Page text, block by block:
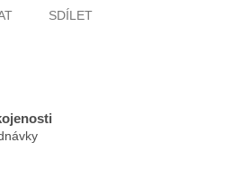
SDÍLET